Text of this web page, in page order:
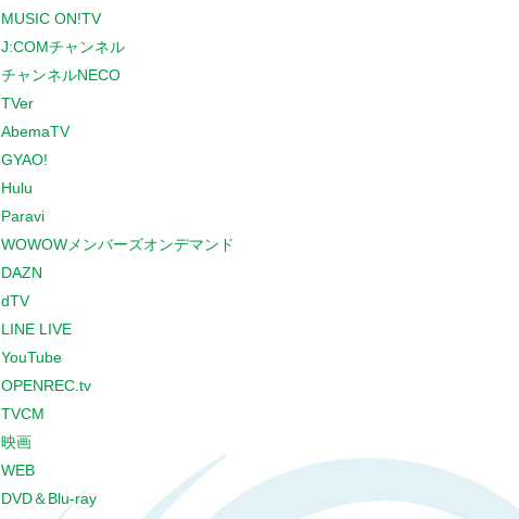
MUSIC ON!TV
J:COMチャンネル
チャンネルNECO
TVer
AbemaTV
GYAO!
Hulu
Paravi
WOWOWメンバーズオンデマンド
DAZN
dTV
LINE LIVE
YouTube
OPENREC.tv
TVCM
映画
WEB
DVD＆Blu-ray